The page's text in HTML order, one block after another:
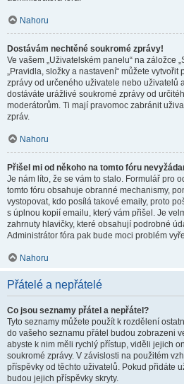
Nahoru
Dostávám nechtěné soukromé zprávy!
Ve vašem „Uživatelském panelu“ na záložce
„Pravidla, složky a nastavení“ můžete
zprávy od určeného uživatele nebo uživatelů
dostáváte urážlivé soukromé zprávy od
moderátorům. Ti mají pravomoc zabránit
zpráv.
Nahoru
Přišel mi od někoho na tomto fóru
Je nám líto, že se vám to stalo. Formulář pro
tomto fóru obsahuje obranné mechanismy,
vystopovat, kdo posílá takové emaily, proto
s úplnou kopií emailu, který vám přišel. Je
zahrnuty hlavičky, které obsahují podrobné
Administrátor fóra pak bude moci problém
Nahoru
Přátelé a nepřátelé
Co jsou seznamy přátel a nepřátel?
Tyto seznamy můžete použít k rozdělení
do vašeho seznamu přátel budou zobrazeni
abyste k nim měli rychlý přístup, viděli jejich
soukromé zprávy. V závislosti na použitém
příspěvky od těchto uživatelů. Pokud přidáte
budou jejich příspěvky skryty.